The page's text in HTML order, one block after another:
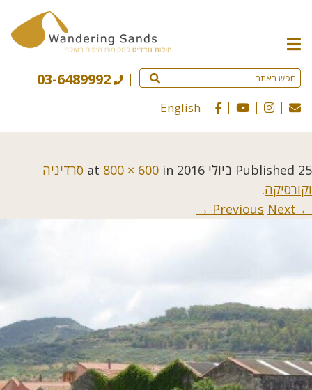
תפריט
האתר
03-6489992
English
Published 25 ביולי 2016 800 × 600 in
סרדיניה
וקורסיקה.
← Previous
Next →